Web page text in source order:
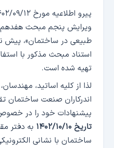
ویرایش پنجم مبحث
طبیعی در ساختمان»، پیش
استناد مبحث مذکور با
تهیه شده است.
لذا از کلیه اساتید،
اندرکاران صنعت ساختمان
پیشنهادات خود را در
تاریخ ۱۴۰۲/۱۰/۱۰
به دفتر